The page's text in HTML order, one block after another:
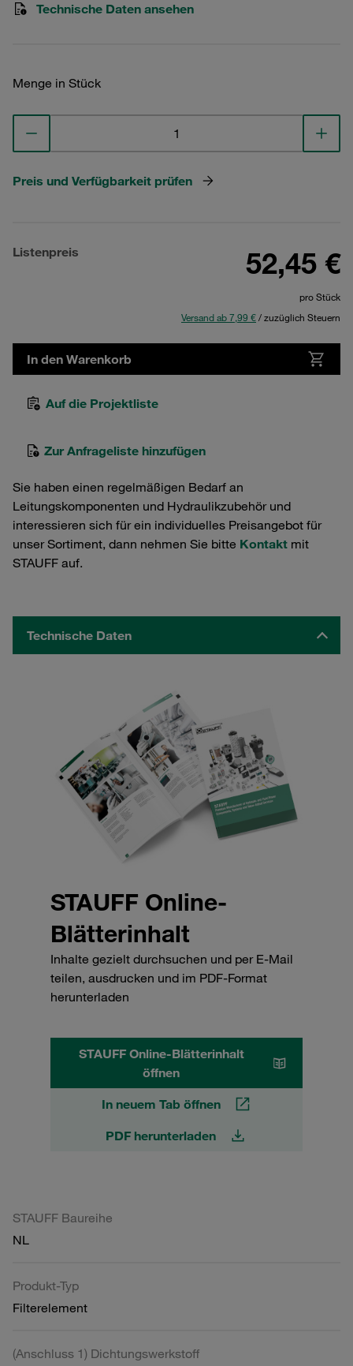
Technische Daten ansehen
Menge in Stück
Preis und Verfügbarkeit prüfen
Listenpreis 52,45 €
pro Stück
Versand ab 7,99 €/ zuzüglich Steuern
In den Warenkorb
Auf die Projektliste
Zur Anfrageliste hinzufügen
Sie haben einen regelmäßigen Bedarf an
Leitungskomponenten und Hydraulikzubehör und
interessieren sich für ein individuelles Preisangebot für
unser Sortiment, dann nehmen Sie bitte Kontakt mit
STAUFF auf.
Technische Daten
STAUFF Online-
Blätterinhalt
Inhalte gezielt durchsuchen und per E-Mail
teilen, ausdrucken und im PDF-Format
herunterladen
STAUFF Online-Blätterinhalt
öffnen
In neuem Tab öffnen
PDF herunterladen
STAUFF Baureihe
NL
Produkt-Typ
Filterelement
(Anschluss 1) Dichtungswerkstoff